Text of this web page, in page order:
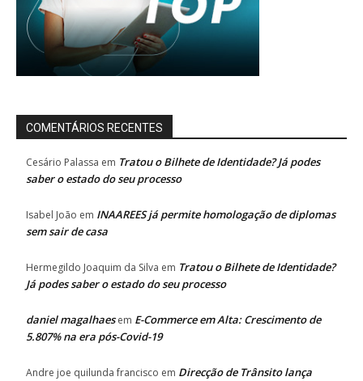
COMENTÁRIOS RECENTES
Cesário Palassa em Tratou o Bilhete de Identidade? Já podes
saber o estado do seu processo
Isabel João em INAAREES já permite homologação de diplomas
sem sair de casa
Hermegildo Joaquim da Silva em Tratou o Bilhete de Identidade?
Já podes saber o estado do seu processo
daniel magalhaesem E-Commerce em Alta: Crescimento de
5.807% na era pós-Covid-19
Andre joe quilunda francisco em Direcção de Trânsito lança